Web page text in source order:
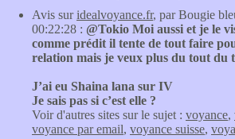
Avis suridealvoyance.fr, par Bougie
00:22:28 : @Tokio Moi aussi et je le
comme prédit il tente de tout faire
relation mais je veux plus du tout du
J’ai eu Shaina lana sur IV
Je sais pas si c’est elle ?
Voir d'autres sites sur le sujet : voyance,
voyance par email, voyance suisse,